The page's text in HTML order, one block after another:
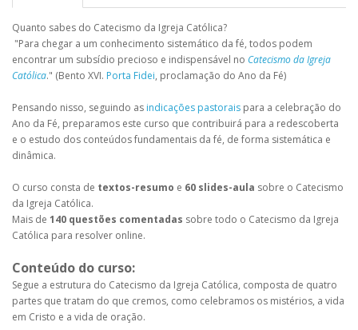
Quanto sabes do Catecismo da Igreja Católica?
"Para chegar a um conhecimento sistemático da fé, todos podem
encontrar um subsídio precioso e indispensável no Catecismo da Igreja
Católica." (Bento XVI. Porta Fidei, proclamação do Ano da Fé)
Pensando nisso, seguindo as indicações pastorais para a celebração do
Ano da Fé, preparamos este curso que contribuirá para a redescoberta
e o estudo dos conteúdos fundamentais da fé, de forma sistemática e
dinâmica.
O curso consta de textos-resumo e 60 slides-aula sobre o Catecismo
da Igreja Católica.
Mais de 140 questões comentadas sobre todo o Catecismo da Igreja
Católica para resolver online.
Conteúdo do curso:
Segue a estrutura do Catecismo da Igreja Católica, composta de quatro
partes que tratam do que cremos, como celebramos os mistérios, a vida
em Cristo e a vida de oração.